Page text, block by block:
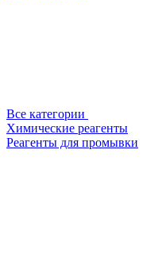
Все категории
Химические реагенты
Реагенты для промывки